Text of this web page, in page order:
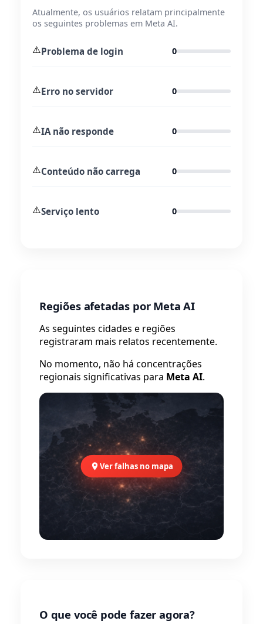
Atualmente, os usuários relatam principalmente
os seguintes problemas em Meta AI.
⚠️Problema de login 0
⚠️Erro no servidor 0
⚠️IA não responde 0
⚠️Conteúdo não carrega 0
⚠️Serviço lento 0
Regiões afetadas por Meta AI
As seguintes cidades e regiões
registraram mais relatos recentemente.
No momento, não há concentrações
regionais significativas para Meta AI.
Ver falhas no mapa
O que você pode fazer agora?